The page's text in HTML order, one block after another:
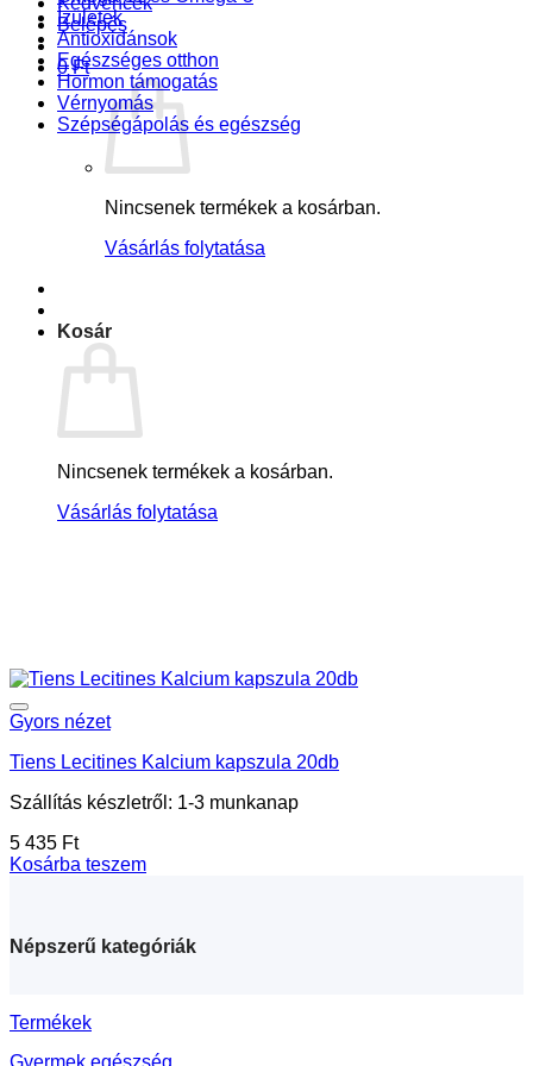
Belépés
0Ft
Nincsenek termékek a kosárban.
Vásárlás folytatása
Kosár
Nincsenek termékek a kosárban.
Vásárlás folytatása
Ízületek
Antioxidánsok
Egészséges otthon
Hormon támogatás
Vérnyomás
Szépségápolás és egészség
Gyors nézet
Tiens Lecitines Kalcium kapszula 20db
Szállítás készletről: 1-3 munkanap
5 435 Ft
Kosárba teszem
Népszerű kategóriák
Termékek